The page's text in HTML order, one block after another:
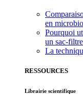
en
Pourquoi
un sac-
La
RESSOURCES
Librairie scientifique